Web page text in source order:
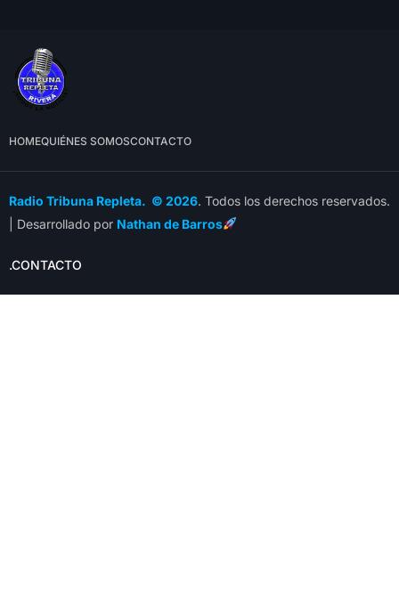
HOMEQUIÉNES SOMOSCONTACTO
Radio Tribuna Repleta. © 2026. Todos los derechos reservados.
| Desarrollado por Nathan de Barros
.CONTACTO